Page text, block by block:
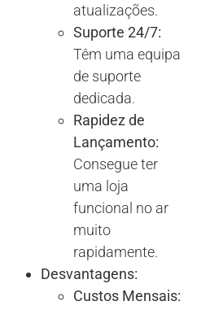
atualizações.
Suporte 24/7:
Têm uma equipa
de suporte
dedicada.
Rapidez de
Lançamento:
Consegue ter
uma loja
funcional no ar
muito
rapidamente.
Desvantagens:
Custos Mensais: